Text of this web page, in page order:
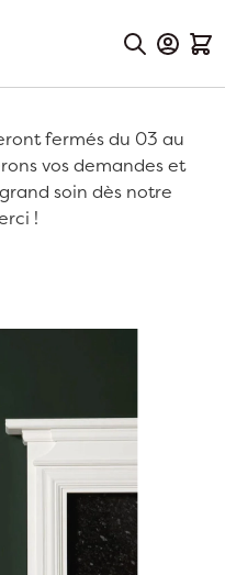
fermés du 03 au
vos demandes et
soin dès notre
!